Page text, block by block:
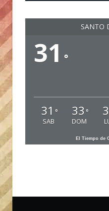
SANTO
31 °
31 °
SAB
33 °
DOM
El Tiempo de